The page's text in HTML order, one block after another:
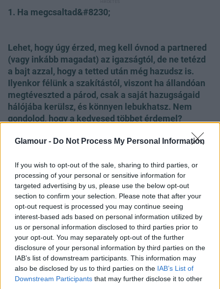
Glamour - Do Not Process My Personal Information
If you wish to opt-out of the sale, sharing to third parties, or
processing of your personal or sensitive information for
targeted advertising by us, please use the below opt-out
section to confirm your selection. Please note that after your
opt-out request is processed you may continue seeing
interest-based ads based on personal information utilized by
us or personal information disclosed to third parties prior to
your opt-out. You may separately opt-out of the further
disclosure of your personal information by third parties on the
IAB’s list of downstream participants. This information may
also be disclosed by us to third parties on the IAB’s List of
Downstream Participants that may further disclose it to other
1. Ha megcsaltad&#8230;
Lehet, hogy úgy érzed, meg kell óvnod a partnered
(vagy inkább magadat) az igazságtól, de ne tetézd
a bajt azzal, hogy a tetted után még hazudsz is.
Ilyenkor félünk a szakítástól, viszont ha állandóan
megtéveszted a párod, csak a saját hazugságaid
hálójába kerülsz, és könnyen lebukhatsz. Nem
gondolod, hogy a kedvesed többet érdemel?
A jó hír az, hogy a hűtlenség nem mindig jelenti egy
és ha a párod is úgy akarja, kezdjétek újra és
dolgozzatok a bizalom újjáépítésén.
2. Egyoldalú szex
A kutatások szerint a nők 70%-a hazudik az
orgazmusról szeretkezés közben. Nagy hiba,
mindenképp jelezned kell a partnerednek, hogy
nem minden működik, mert magától sose fog
rájönni erre. Érthető, ha nem akarod rombolni az